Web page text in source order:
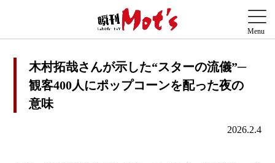
木村拓哉さんが示した“スターの流儀”─
観客400人にポップコーンを配った夜の
意味
2026.2.4